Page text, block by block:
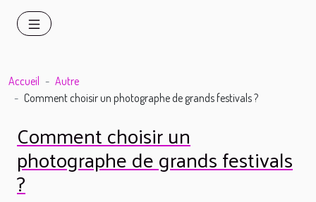
Accueil
Autre
Comment choisir un photographe de grands festivals ?
Comment choisir un
photographe de grands festivals
?